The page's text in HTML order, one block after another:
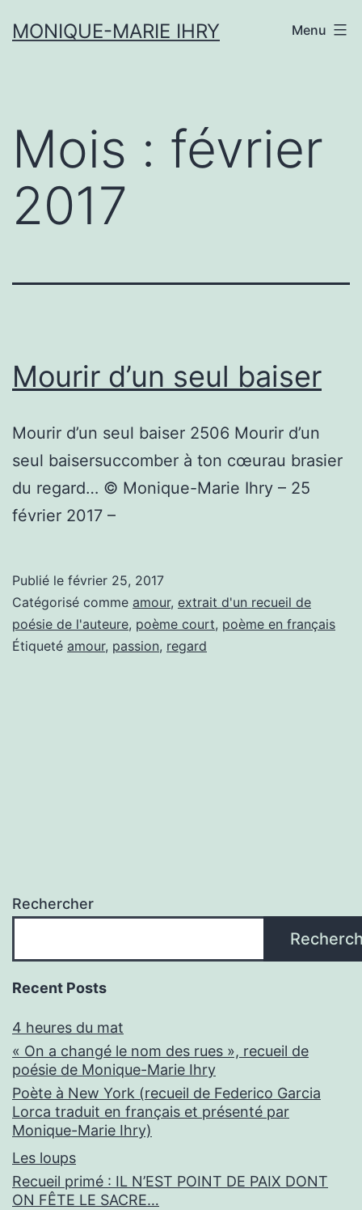
auMONIQUE-MARIE IHRY Menu
Mois : février
2017
Mourir d’un seul baiser
Mourir d’un seul baiser 2506 Mourir d’un
seul baisersuccomber à ton cœurau brasier
du regard… © Monique-Marie Ihry – 25
février 2017 –
Publié le février 25, 2017
Catégorisé comme amour, extrait d'un recueil de
poésie de l'auteure, poème court, poème en français
Étiqueté amour, passion, regard
Rechercher
Recent Posts
4 heures du mat
« On a changé le nom des rues », recueil de
poésie de Monique-Marie Ihry
Poète à New York (recueil de Federico Garcia
Lorca traduit en français et présenté par
Monique-Marie Ihry)
Les loups
Recueil primé : IL N’EST POINT DE PAIX DONT
ON FÊTE LE SACRE…